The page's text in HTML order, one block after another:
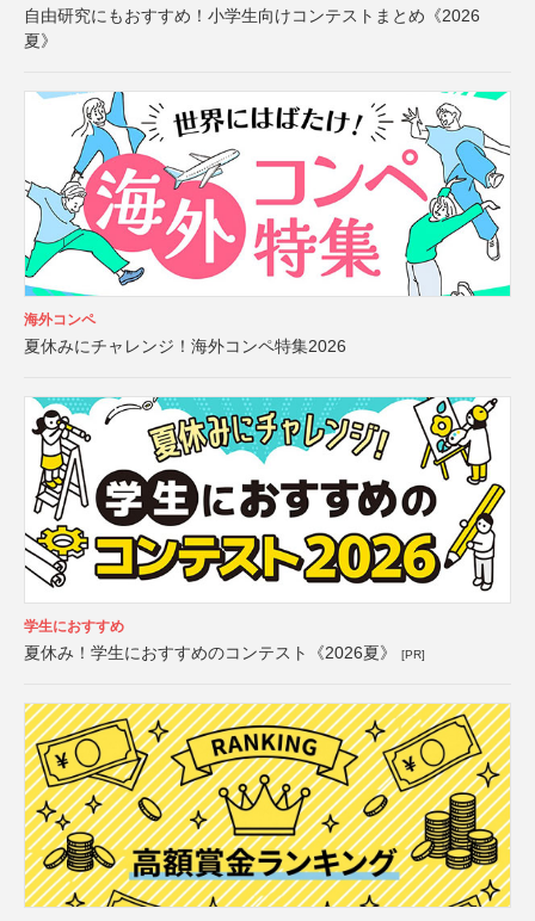
自由研究にもおすすめ！小学生向けコンテストまとめ《2026
夏》
海外コンペ
夏休みにチャレンジ！海外コンペ特集2026
学生におすすめ
夏休み！学生におすすめのコンテスト《2026夏》 [PR]